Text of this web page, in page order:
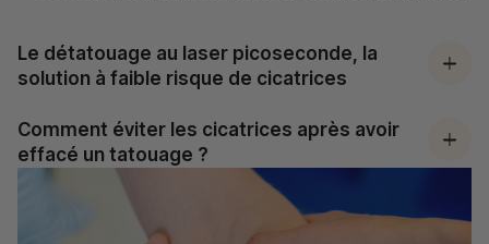
Le détatouage au laser picoseconde, la
solution à faible risque de cicatrices
Comment éviter les cicatrices après avoir
effacé un tatouage ?